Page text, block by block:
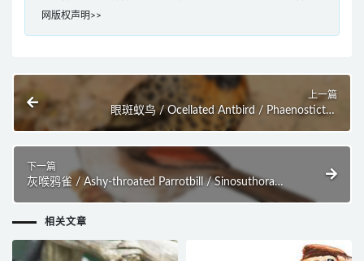
网版权声明>>
上一篇
眼斑蚁鸟 / Ocellated Antbird / Phaenostictus
下一篇
灰喉鸦雀 / Ashy-throated Parrotbill / Sinosuthora
alphonsiana
相关文章